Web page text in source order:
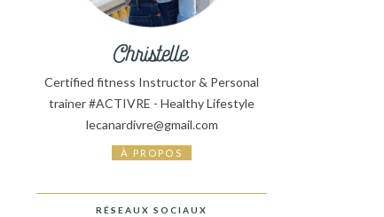
Certified fitness Instructor & Personal
trainer #ACTIVRE - Healthy Lifestyle
lecanardivre@gmail.com
À PROPOS
RÉSEAUX SOCIAUX